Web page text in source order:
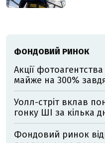
ФОНДОВИЙ РИНОК
Акції
майже на 300%
Уолл-стріт вклав
гонку ШІ за кілька
Фондовий ринок